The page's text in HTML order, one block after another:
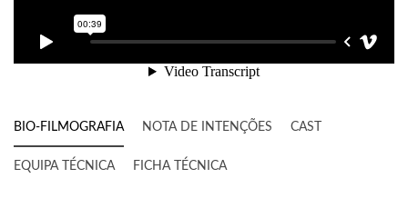
BIO-FILMOGRAFIA NOTA DE INTENÇÕES CAST
EQUIPA TÉCNICA FICHA TÉCNICA